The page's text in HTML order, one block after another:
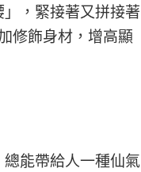
，緊接著又拼接著
修飾身材，增高顯
能帶給人一種仙氣